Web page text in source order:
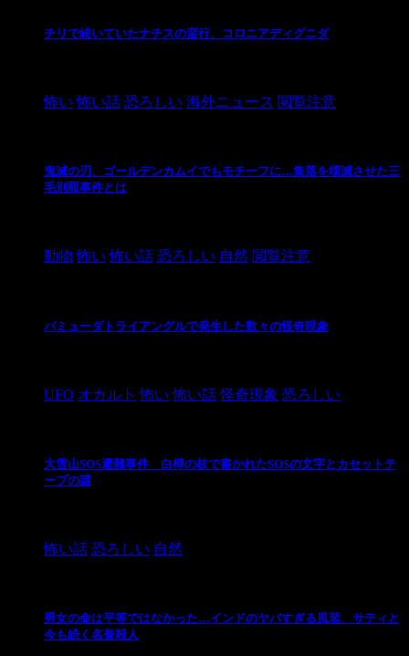
チリで続いていたナチスの蛮行、コロニアディグニダ
怖い 怖い話 恐ろしい 海外ニュース 閲覧注意
鬼滅の刃、ゴールデンカムイでもモチーフに…集落を壊滅させた三
毛別羆事件とは
動物 怖い 怖い話 恐ろしい 自然 閲覧注意
バミューダトライアングルで発生した数々の怪奇現象
UFO オカルト 怖い 怖い話 怪奇現象 恐ろしい
大雪山SOS遭難事件 白樺の枝で書かれたSOSの文字とカセットテ
ープの謎
怖い話 恐ろしい 自然
男女の命は平等ではなかった…インドのヤバすぎる風習、サティと
今も続く名誉殺人